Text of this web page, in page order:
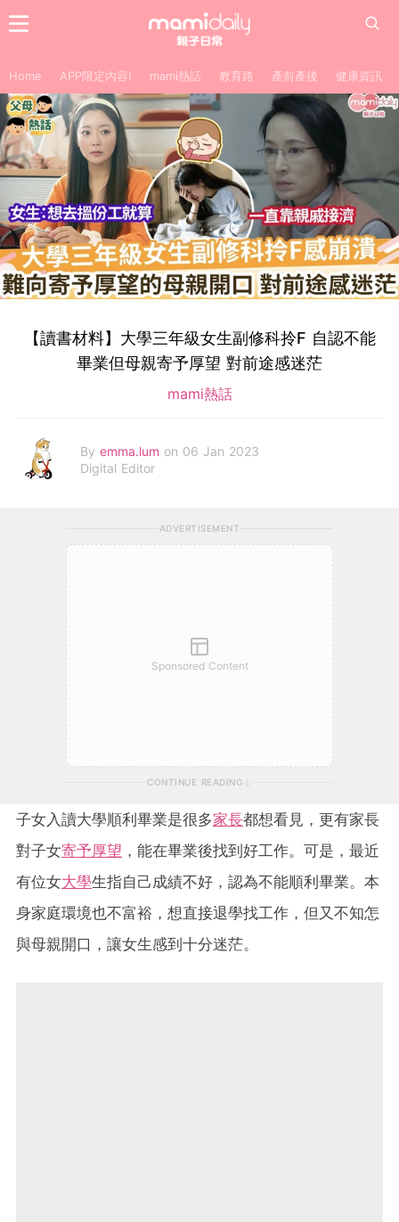
Home APP限定內容! mami熱話 教育路 產前產後 健康資訊
【讀書材料】大學三年級女生副修科拎F 自認不能
畢業但母親寄予厚望 對前途感迷茫
mami熱話
By emma.lum on 06 Jan 2023
Digital Editor
ADVERTISEMENT
Sponsored Content
CONTINUE READING
子女入讀大學順利畢業是很多家長都想看見，更有家長
對子女寄予厚望 ，能在畢業後找到好工作。可是，最近
有位女大學生指自己成績不好，認為不能順利畢業。本
身家庭環境也不富裕，想直接退學找工作，但又不知怎
與母親開口，讓女生感到十分迷茫。